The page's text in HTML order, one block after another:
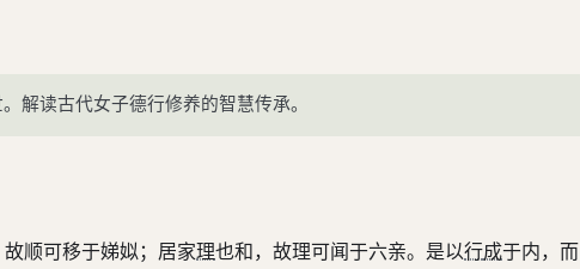
解读古代女子德行修养的智慧传承。
顺可移于娣姒；居家理也和，故理可闻于六亲。是以行成于内，而